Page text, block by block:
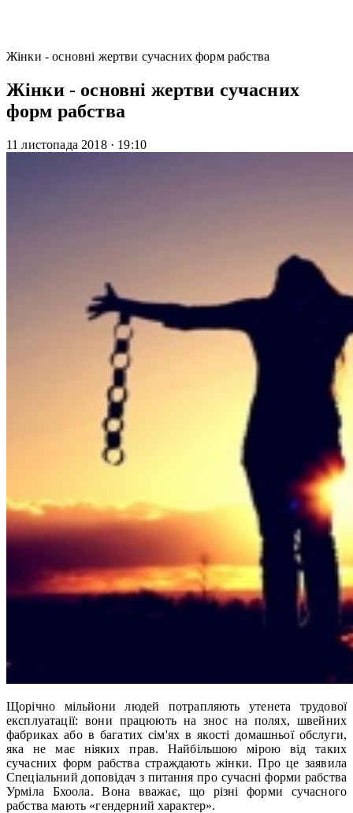
Жінки - основні жертви сучасних форм рабства
Жінки - основні жертви сучасних
форм рабства
11 листопада 2018 · 19:10
Щорічно мільйони людей потрапляють утенета трудової
експлуатації: вони працюють на знос на полях, швейних
фабриках або в багатих сім'ях в якості домашньої обслуги,
яка не має ніяких прав. Найбільшою мірою від таких
сучасних форм рабства страждають жінки. Про це заявила
Спеціальний доповідач з питання про сучасні форми рабства
Урміла Бхоола. Вона вважає, що різні форми сучасного
рабства мають «гендерний характер».